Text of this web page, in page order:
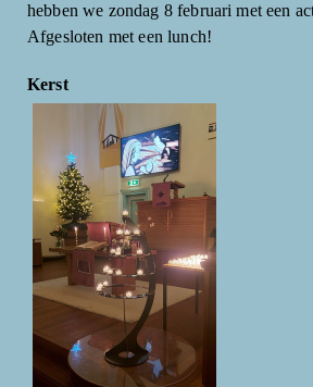
hebben we zondag 8 februari met een
Afgesloten met een lunch!
Kerst